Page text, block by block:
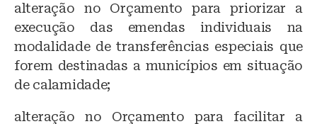
alteração no Orçamento para priorizar a
execução das emendas individuais na
modalidade de transferências especiais que
forem destinadas a municípios em situação
de calamidade;
alteração no Orçamento para facilitar a